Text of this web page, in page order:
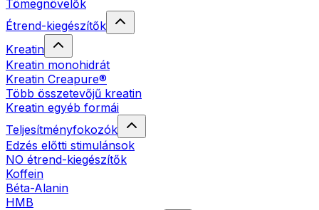
Tömegnövelők
Étrend-kiegészítők
Kreatin
Kreatin monohidrát
Kreatin Creapure®
Több összetevőjű kreatin
Kreatin egyéb formái
Teljesítményfokozók
Edzés előtti stimulánsok
NO étrend-kiegészítők
Koffein
Béta-Alanin
HMB